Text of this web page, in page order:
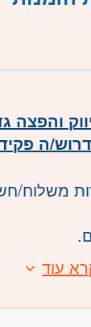
וגבעת
ונס- ציונה,
והפצה
ה
משלוח/
שירות.
עוד